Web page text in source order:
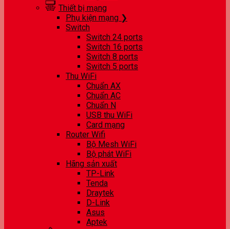
Thiết bị mạng
Phụ kiện mạng ❯
Switch
Switch 24 ports
Switch 16 ports
Switch 8 ports
Switch 5 ports
Thu WiFi
Chuẩn AX
Chuẩn AC
Chuẩn N
USB thu WiFi
Card mạng
Router Wifi
Bộ Mesh WiFi
Bộ phát WiFi
Hãng sản xuất
TP-Link
Tenda
Draytek
D-Link
Asus
Aptek